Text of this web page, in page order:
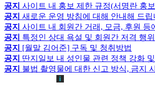
공지 사이트 내 홍보 제한 규정(서명란 홍
공지 새로운 운영 방침에 대해 안내해 드립
공지 사이트 내 회원간 거래, 모금, 후원 등
공지 특정인 상대 욕설 및 회원간 저격 행
공지 [월말 김어준] 구독 및 청취방법
공지 딴지일보 내 성인물 관련 정책 강화
공지 불법 촬영물에 대한 신고 방식, 금지